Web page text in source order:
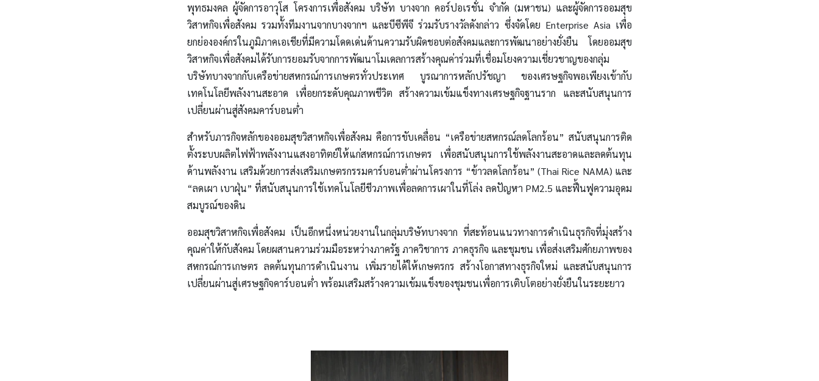
พุทธมงคล ผู้จัดการอาวุโส โครงการเพื่อสังคม บริษัท บางจาก คอร์ปอเรชั่น จำกัด (มหาชน) และผู้จัดการออมสุข
วิสาหกิจเพื่อสังคม รวมทั้งทีมงานจากบางจากฯ และบีซีพีจี ร่วมรับรางวัลดังกล่าว ซึ่งจัดโดย Enterprise Asia เพื่อ
ยกย่ององค์กรในภูมิภาคเอเชียที่มีความโดดเด่นด้านความรับผิดชอบต่อสังคมและการพัฒนาอย่างยั่งยืน โดยออมสุข
วิสาหกิจเพื่อสังคมได้รับการยอมรับจากการพัฒนาโมเดลการสร้างคุณค่าร่วมที่เชื่อมโยงความเชี่ยวชาญของกลุ่ม
บริษัทบางจากกับเครือข่ายสหกรณ์การเกษตรทั่วประเทศ บูรณาการหลักปรัชญา ของเศรษฐกิจพอเพียงเข้ากับ
เทคโนโลยีพลังงานสะอาด เพื่อยกระดับคุณภาพชีวิต สร้างความเข้มแข็งทางเศรษฐกิจฐานราก และสนับสนุนการ
เปลี่ยนผ่านสู่สังคมคาร์บอนต่ำ
สำหรับภารกิจหลักของออมสุขวิสาหกิจเพื่อสังคม คือการขับเคลื่อน “เครือข่ายสหกรณ์ลดโลกร้อน” สนับสนุนการติด
ตั้งระบบผลิตไฟฟ้าพลังงานแสงอาทิตย์ให้แก่สหกรณ์การเกษตร เพื่อสนับสนุนการใช้พลังงานสะอาดและลดต้นทุน
ด้านพลังงาน เสริมด้วยการส่งเสริมเกษตรกรรมคาร์บอนต่ำผ่านโครงการ “ข้าวลดโลกร้อน” (Thai Rice NAMA) และ
“ลดเผา เบาฝุ่น” ที่สนับสนุนการใช้เทคโนโลยีชีวภาพเพื่อลดการเผาในที่โล่ง ลดปัญหา PM2.5 และฟื้นฟูความอุดม
สมบูรณ์ของดิน
ออมสุขวิสาหกิจเพื่อสังคม เป็นอีกหนึ่งหน่วยงานในกลุ่มบริษัทบางจาก ที่สะท้อนแนวทางการดำเนินธุรกิจที่มุ่งสร้าง
คุณค่าให้กับสังคม โดยผสานความร่วมมือระหว่างภาครัฐ ภาควิชาการ ภาคธุรกิจ และชุมชน เพื่อส่งเสริมศักยภาพของ
สหกรณ์การเกษตร ลดต้นทุนการดำเนินงาน เพิ่มรายได้ให้เกษตรกร สร้างโอกาสทางธุรกิจใหม่ และสนับสนุนการ
เปลี่ยนผ่านสู่เศรษฐกิจคาร์บอนต่ำ พร้อมเสริมสร้างความเข้มแข็งของชุมชนเพื่อการเติบโตอย่างยั่งยืนในระยะยาว